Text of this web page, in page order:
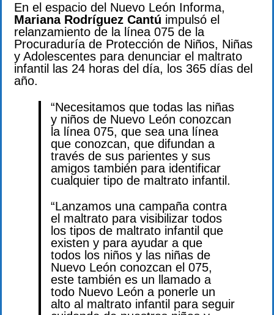
En el espacio del Nuevo León Informa,
Mariana Rodríguez Cantú impulsó el
relanzamiento de la línea 075 de la
Procuraduría de Protección de Niños, Niñas
y Adolescentes para denunciar el maltrato
infantil las 24 horas del día, los 365 días del
año.
“Necesitamos que todas las niñas
y niños de Nuevo León conozcan
la línea 075, que sea una línea
que conozcan, que difundan a
través de sus parientes y sus
amigos también para identificar
cualquier tipo de maltrato infantil.
“Lanzamos una campaña contra
el maltrato para visibilizar todos
los tipos de maltrato infantil que
existen y para ayudar a que
todos los niños y las niñas de
Nuevo León conozcan el 075,
este también es un llamado a
todo Nuevo León a ponerle un
alto al maltrato infantil para seguir